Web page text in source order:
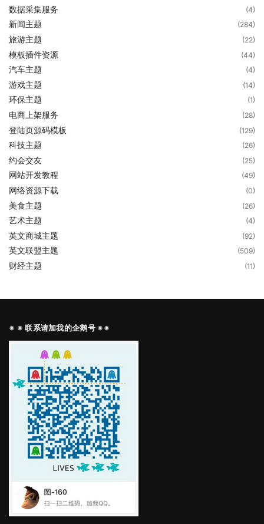
数据采集服务 (4)
新闻主题 (284)
旅游主题 (22)
模板插件资源 (44)
汽车主题 (4)
游戏主题 (14)
环保主题 (1)
电商上架服务 (28)
登陆页源码模板 (129)
科技主题 (26)
约会交友 (25)
网站开发教程 (49)
网络资源下载 (0)
美食主题 (26)
艺术主题 (4)
英文商城主题 (92)
英文联盟主题 (509)
财经主题 (11)
※ ※ 联系请加我的企鹅号 ※※